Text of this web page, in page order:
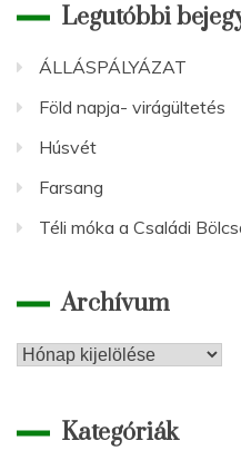
Legutóbbi
ÁLLÁSPÁLYÁZAT
Föld napja- virágültetés
Húsvét
Farsang
Téli móka a Családi
Archívum
Archívum
Kategóriák